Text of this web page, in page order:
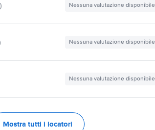
Nessuna valutazione disponibile
Nessuna valutazione disponibile
Nessuna valutazione disponibile
Mostra tutti i locatori